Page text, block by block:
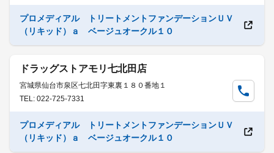
プロメディアル トリートメントファンデーションＵＶ
（リキッド）ａ ベージュオークル１０
ドラッグストアモリ七北田店
宮城県仙台市泉区七北田字東裏１８０番地１
TEL: 022-725-7331
プロメディアル トリートメントファンデーションＵＶ
（リキッド）ａ ベージュオークル１０